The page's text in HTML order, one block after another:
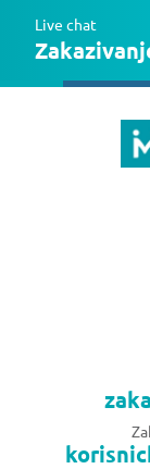
Live chat